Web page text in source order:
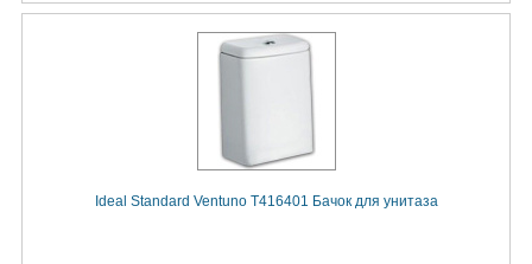
Ideal Standard Ventuno T416401 Бачок для унитаза